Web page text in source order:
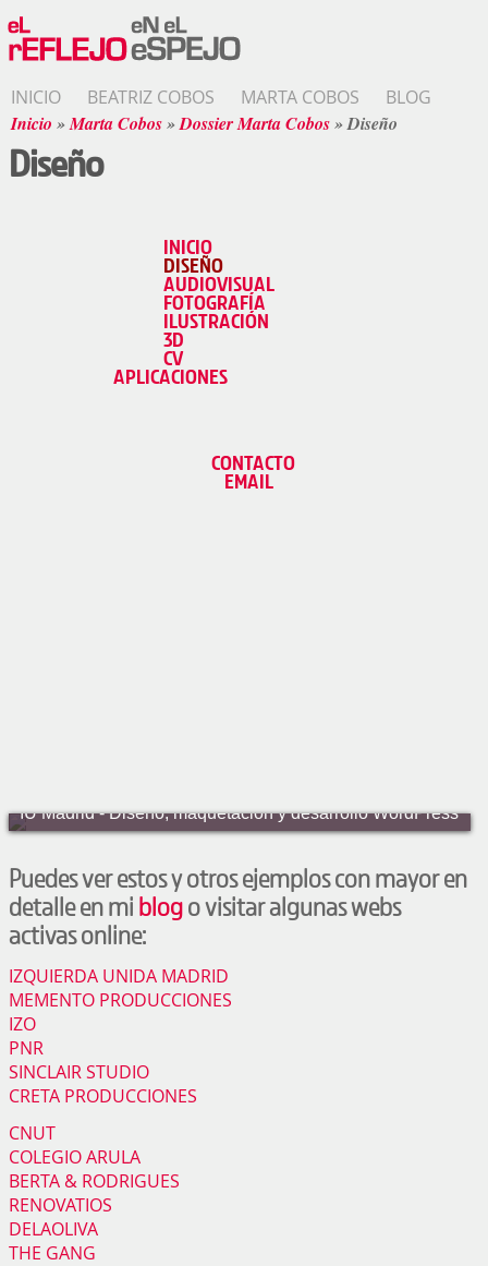
INICIO BEATRIZ COBOS MARTA COBOS
BLOG
Inicio »Marta Cobos»Dossier Marta Cobos»Diseño
Diseño
INICIO
DISEÑO
AUDIOVISUAL
FOTOGRAFÍA
ILUSTRACIÓN
3D
CV
APLICACIONES
CONTACTO
EMAIL
IU Madrid - Diseño, maquetación y desarrollo WordPress
Puedes ver estos y otros ejemplos con mayor en
detalle en mi blogo visitar algunas webs
activas online:
IZQUIERDA UNIDA MADRID
MEMENTO PRODUCCIONES
IZO
PNR
SINCLAIR STUDIO
CRETA PRODUCCIONES
CNUT
COLEGIO ARULA
BERTA & RODRIGUES
RENOVATIOS
DELAOLIVA
THE GANG